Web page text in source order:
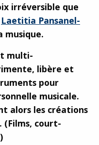
irréversible que
Laetitia Pansanel-
musique.
multi-
libère et
pour
musicale.
alors les créations
(Films, court-